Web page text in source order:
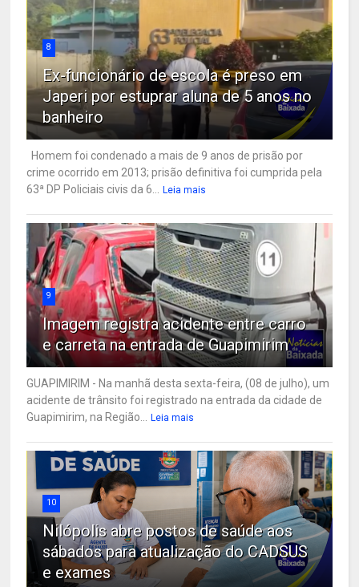
8
Ex-funcionário de escola é preso em
Japeri por estuprar aluna de 5 anos no
banheiro
Homem foi condenado a mais de 9 anos de prisão por
crime ocorrido em 2013; prisão definitiva foi cumprida pela
63ª DP Policiais civis da 6... Leia mais
9
Imagem registra acidente entre carro
e carreta na entrada de Guapimirim
GUAPIMIRIM - Na manhã desta sexta-feira, (08 de julho), um
acidente de trânsito foi registrado na entrada da cidade de
Guapimirim, na Região... Leia mais
10
Nilópolis abre postos de saúde aos
sábados para atualização do CADSUS
e exames